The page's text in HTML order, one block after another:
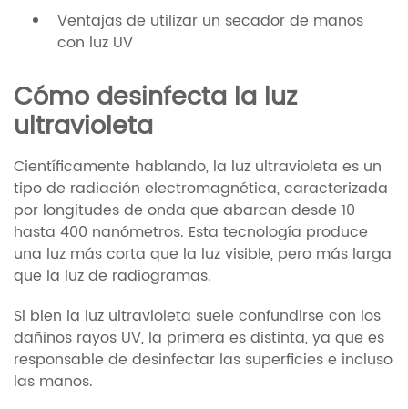
Ventajas de utilizar un secador de manos
con luz UV
Cómo desinfecta la luz
ultravioleta
Científicamente hablando, la luz ultravioleta es un
tipo de radiación electromagnética, caracterizada
por longitudes de onda que abarcan desde 10
hasta 400 nanómetros. Esta tecnología produce
una luz más corta que la luz visible, pero más larga
que la luz de radiogramas.
Si bien la luz ultravioleta suele confundirse con los
dañinos rayos UV, la primera es distinta, ya que es
responsable de desinfectar las superficies e incluso
las manos.